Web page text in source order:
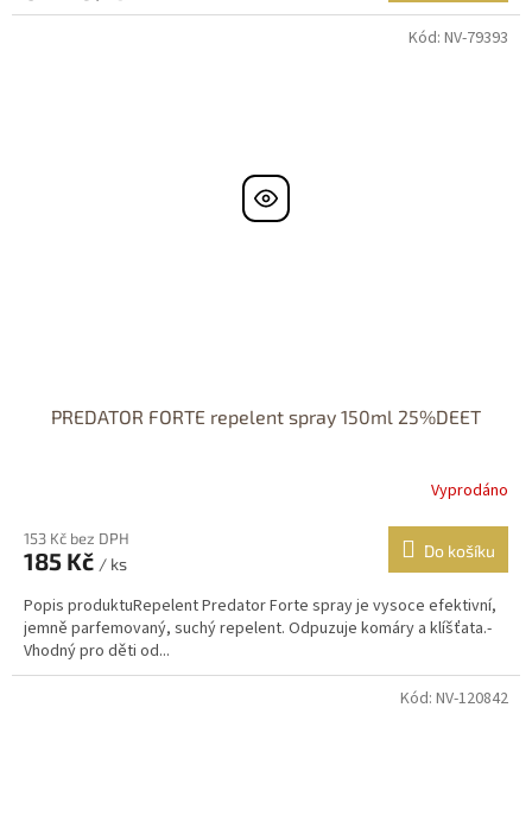
PREDATOR FORTE repelent spray 150ml 25%DEET
Vyprodáno
153 Kč bez DPH
185 Kč / ks
Do košíku
Popis produktuRepelent Predator Forte spray je vysoce efektivní,
jemně parfemovaný, suchý repelent. Odpuzuje komáry a klíšťata.-
Vhodný pro děti od...
Kód: NV-79393
Kód: NV-120842